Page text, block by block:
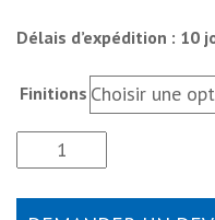
Délais d’expédition : 10
Finitions